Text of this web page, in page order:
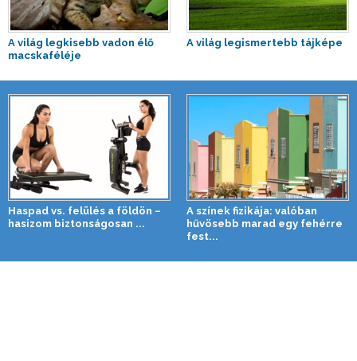
A világ legkisebb vadon élő
macskaféléje
A világ legismertebb tájképe
Haspad vs. felülés a földön –
hasizom biztonságosan ...
A színek fizikája: valóban
hűvösebb marad egy fehérre
fest...